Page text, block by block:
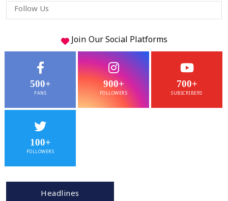
Follow Us
Join Our Social Platforms
500+
FANS
900+
FOLLOWERS
700+
SUBSCRIBERS
100+
FOLLOWERS
Headlines